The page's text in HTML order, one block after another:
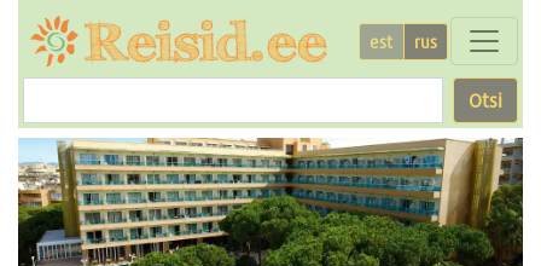
est rus
Otsi